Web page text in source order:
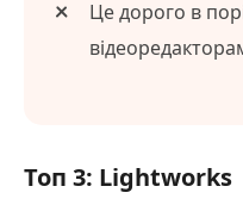
Це дорого в
Топ 3: Lightworks